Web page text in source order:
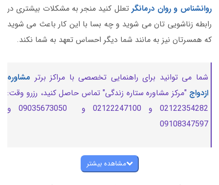
روانشناس و روان درمانگر تعلل کنید منجر به مشکلات بیشتری در
رابطه زناشویی تان می شوید و چه بسا با این کار باعث می شوید
که همسرتان نیز به مانند شما دیگر احساس تعهد به شما نکند.
شما می توانید برای راهنمایی تخصصی با مراکز برتر مشاوره
ازدواج "مرکز مشاوره ستاره زندگی" تماس حاصل کنید، رزرو وقت:
02122354282 و 02122247100 و 09035673050 و
09108347597
مشاهده بیشتر